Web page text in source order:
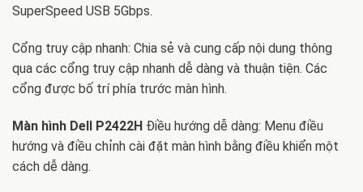
SuperSpeed ​​USB 5Gbps.
Cổng truy cập nhanh: Chia sẻ và cung cấp nội dung thông
qua các cổng truy cập nhanh dễ dàng và thuận tiện. Các
cổng được bố trí phía trước màn hình.
Màn hình Dell P2422H Điều hướng dễ dàng: Menu điều
hướng và điều chỉnh cài đặt màn hình bằng điều khiển một
cách dễ dàng.